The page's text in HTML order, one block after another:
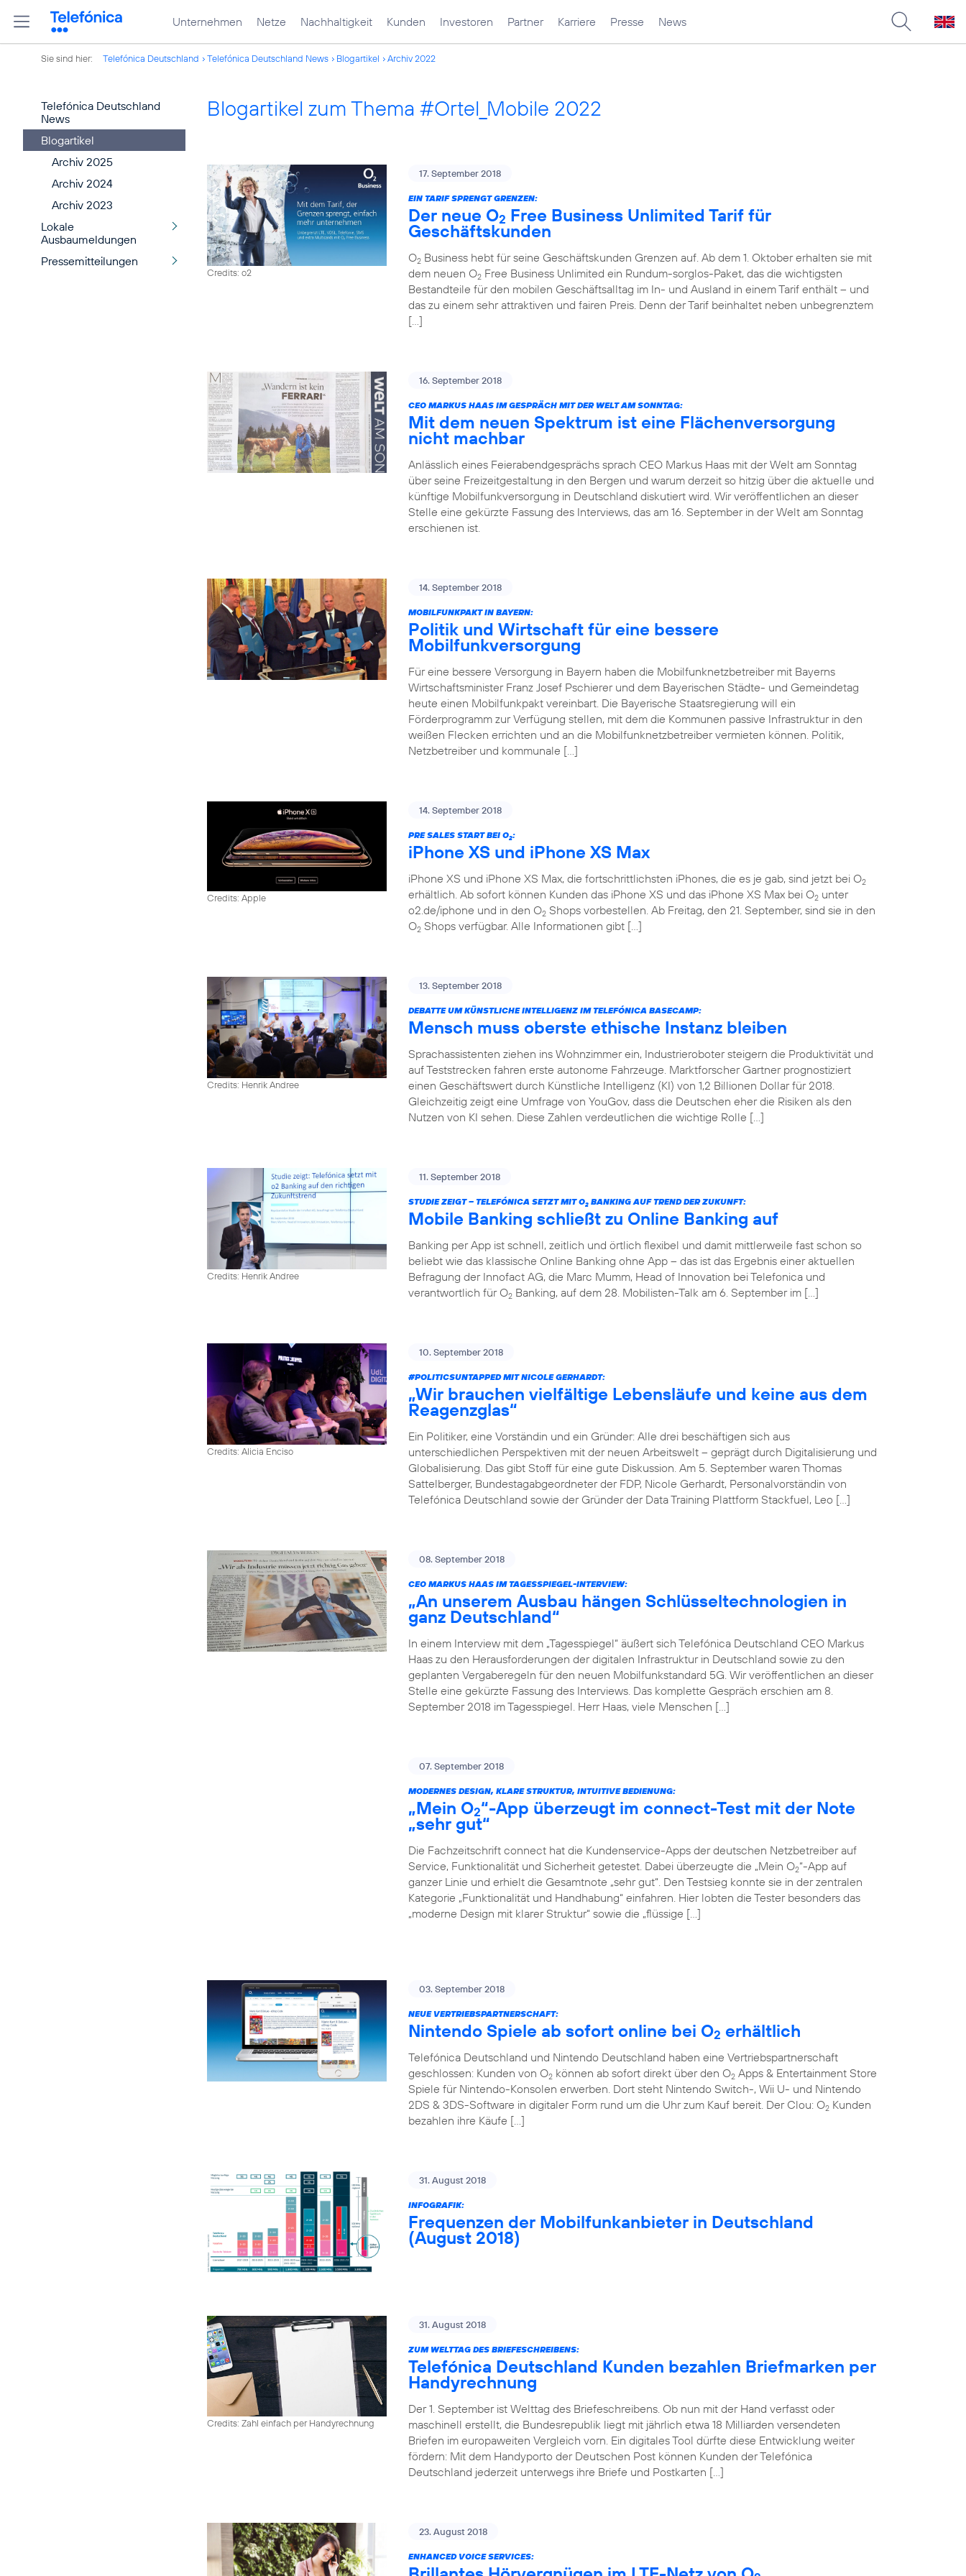
Unternehmen Netze Nachhaltigkeit Kunden Investoren Partner Karriere Presse News
Sie sind hier: Telefónica Deutschland Telefónica Deutschland News Blogartikel Archiv 2022
Telefónica Deutschland
News
Blogartikel
Archiv 2025
Archiv 2024
Archiv 2023
Lokale
Ausbaumeldungen
Pressemitteilungen
Blogartikel zum Thema #Ortel_Mobile 2022
Credits: o2
17. September 2018
EIN TARIF SPRENGT GRENZEN:
Der neue O2 Free Business Unlimited Tarif für
Geschäftskunden
O2 Business hebt für seine Geschäftskunden Grenzen auf. Ab dem 1. Oktober erhalten sie mit
dem neuen O2 Free Business Unlimited ein Rundum-sorglos-Paket, das die wichtigsten
Bestandteile für den mobilen Geschäftsalltag im In- und Ausland in einem Tarif enthält – und
das zu einem sehr attraktiven und fairen Preis. Denn der Tarif beinhaltet neben unbegrenztem
[…]
16. September 2018
CEO MARKUS HAAS IM GESPRÄCH MIT DER WELT AM SONNTAG:
Mit dem neuen Spektrum ist eine Flächenversorgung
nicht machbar
Anlässlich eines Feierabendgesprächs sprach CEO Markus Haas mit der Welt am Sonntag
über seine Freizeitgestaltung in den Bergen und warum derzeit so hitzig über die aktuelle und
künftige Mobilfunkversorgung in Deutschland diskutiert wird. Wir veröffentlichen an dieser
Stelle eine gekürzte Fassung des Interviews, das am 16. September in der Welt am Sonntag
erschienen ist.
14. September 2018
MOBILFUNKPAKT IN BAYERN:
Politik und Wirtschaft für eine bessere
Mobilfunkversorgung
Für eine bessere Versorgung in Bayern haben die Mobilfunknetzbetreiber mit Bayerns
Wirtschaftsminister Franz Josef Pschierer und dem Bayerischen Städte- und Gemeindetag
heute einen Mobilfunkpakt vereinbart. Die Bayerische Staatsregierung will ein
Förderprogramm zur Verfügung stellen, mit dem die Kommunen passive Infrastruktur in den
weißen Flecken errichten und an die Mobilfunknetzbetreiber vermieten können. Politik,
Netzbetreiber und kommunale […]
Credits: Apple
14. September 2018
PRE SALES START BEI O2:
iPhone XS und iPhone XS Max
iPhone XS und iPhone XS Max, die fortschrittlichsten iPhones, die es je gab, sind jetzt bei O2
erhältlich. Ab sofort können Kunden das iPhone XS und das iPhone XS Max bei O2 unter
o2.de/iphone und in den O2 Shops vorbestellen. Ab Freitag, den 21. September, sind sie in den
O2 Shops verfügbar. Alle Informationen gibt […]
Credits: Henrik Andree
13. September 2018
DEBATTE UM KÜNSTLICHE INTELLIGENZ IM TELEFÓNICA BASECAMP:
Mensch muss oberste ethische Instanz bleiben
Sprachassistenten ziehen ins Wohnzimmer ein, Industrieroboter steigern die Produktivität und
auf Teststrecken fahren erste autonome Fahrzeuge. Marktforscher Gartner prognostiziert
einen Geschäftswert durch Künstliche Intelligenz (KI) von 1,2 Billionen Dollar für 2018.
Gleichzeitig zeigt eine Umfrage von YouGov, dass die Deutschen eher die Risiken als den
Nutzen von KI sehen. Diese Zahlen verdeutlichen die wichtige Rolle […]
Credits: Henrik Andree
11. September 2018
STUDIE ZEIGT – TELEFÓNICA SETZT MIT O2 BANKING AUF TREND DER ZUKUNFT:
Mobile Banking schließt zu Online Banking auf
Banking per App ist schnell, zeitlich und örtlich flexibel und damit mittlerweile fast schon so
beliebt wie das klassische Online Banking ohne App – das ist das Ergebnis einer aktuellen
Befragung der Innofact AG, die Marc Mumm, Head of Innovation bei Telefonica und
verantwortlich für O2 Banking, auf dem 28. Mobilisten-Talk am 6. September im […]
Credits: Alicia Enciso
10. September 2018
#POLITICSUNTAPPEDMIT NICOLE GERHARDT:
„Wir brauchen vielfältige Lebensläufe und keine aus dem
Reagenzglas“
Ein Politiker, eine Vorständin und ein Gründer: Alle drei beschäftigen sich aus
unterschiedlichen Perspektiven mit der neuen Arbeitswelt – geprägt durch Digitalisierung und
Globalisierung. Das gibt Stoff für eine gute Diskussion. Am 5. September waren Thomas
Sattelberger, Bundestagabgeordneter der FDP, Nicole Gerhardt, Personalvorständin von
Telefónica Deutschland sowie der Gründer der Data Training Plattform Stackfuel, Leo […]
08. September 2018
CEO MARKUS HAAS IM TAGESSPIEGEL-INTERVIEW:
„An unserem Ausbau hängen Schlüsseltechnologien in
ganz Deutschland“
In einem Interview mit dem „Tagesspiegel“ äußert sich Telefónica Deutschland CEO Markus
Haas zu den Herausforderungen der digitalen Infrastruktur in Deutschland sowie zu den
geplanten Vergaberegeln für den neuen Mobilfunkstandard 5G. Wir veröffentlichen an dieser
Stelle eine gekürzte Fassung des Interviews. Das komplette Gespräch erschien am 8.
September 2018 im Tagesspiegel. Herr Haas, viele Menschen […]
07. September 2018
MODERNES DESIGN, KLARE STRUKTUR, INTUITIVE BEDIENUNG:
„Mein O2“-App überzeugt im connect-Test mit der Note
„sehr gut“
Die Fachzeitschrift connect hat die Kundenservice-Apps der deutschen Netzbetreiber auf
Service, Funktionalität und Sicherheit getestet. Dabei überzeugte die „Mein O2“-App auf
ganzer Linie und erhielt die Gesamtnote „sehr gut“. Den Testsieg konnte sie in der zentralen
Kategorie „Funktionalität und Handhabung“ einfahren. Hier lobten die Tester besonders das
„moderne Design mit klarer Struktur“ sowie die „flüssige […]
03. September 2018
NEUE VERTRIEBSPARTNERSCHAFT:
Nintendo Spiele ab sofort online bei O2 erhältlich
Telefónica Deutschland und Nintendo Deutschland haben eine Vertriebspartnerschaft
geschlossen: Kunden von O2 können ab sofort direkt über den O2 Apps & Entertainment Store
Spiele für Nintendo-Konsolen erwerben. Dort steht Nintendo Switch-, Wii U- und Nintendo
2DS & 3DS-Software in digitaler Form rund um die Uhr zum Kauf bereit. Der Clou: O2 Kunden
bezahlen ihre Käufe […]
31. August 2018
INFOGRAFIK:
Frequenzen der Mobilfunkanbieter in Deutschland
(August 2018)
Credits: Zahl einfach per Handyrechnung
31. August 2018
ZUM WELTTAG DES BRIEFESCHREIBENS:
Telefónica Deutschland Kunden bezahlen Briefmarken per
Handyrechnung
Der 1. September ist Welttag des Briefeschreibens. Ob nun mit der Hand verfasst oder
maschinell erstellt, die Bundesrepublik liegt mit jährlich etwa 18 Milliarden versendeten
Briefen im europaweiten Vergleich vorn. Ein digitales Tool dürfte diese Entwicklung weiter
fördern: Mit dem Handyporto der Deutschen Post können Kunden der Telefónica
Deutschland jederzeit unterwegs ihre Briefe und Postkarten […]
23. August 2018
ENHANCED VOICE SERVICES: